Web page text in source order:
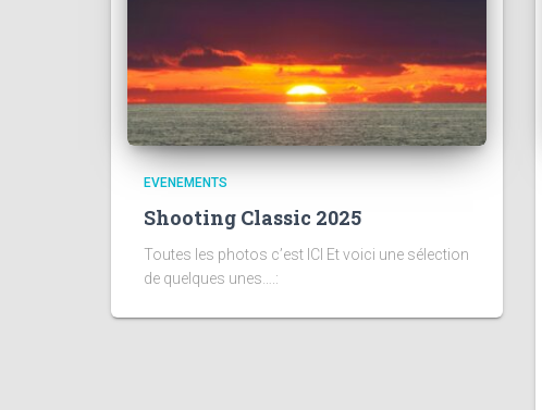
EVENEMENTS
Shooting Classic 2025
Toutes les photos c’est ICI Et voici une sélection
de quelques unes….: